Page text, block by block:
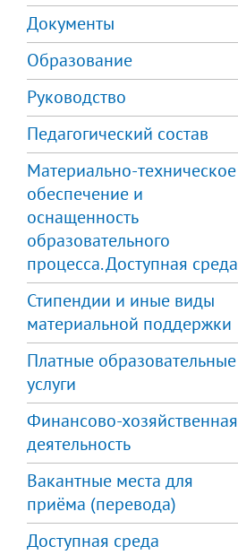
Документы
Образование
Руководство
Педагогический состав
Материально-техническое
обеспечение и
оснащенность
образовательного
процесса. Доступная среда
Стипендии и иные виды
материальной поддержки
Платные образовательные
услуги
Финансово-хозяйственная
деятельность
Вакантные места для
приёма (перевода)
Доступная среда